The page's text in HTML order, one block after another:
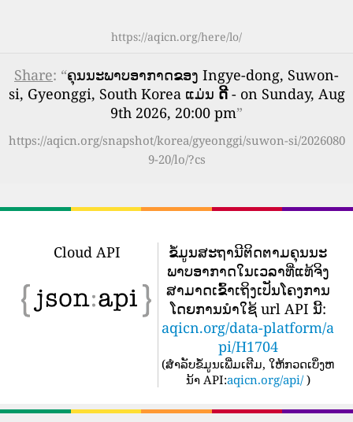
https://aqicn.org/here/lo/
Share: “ຄຸນນະພາບອາກາດຂອງ Ingye-dong, Suwon-
si, Gyeonggi, South Korea ແມ່ນ ດີ- on Sunday, Aug
9th 2026, 20:00 pm”
https://aqicn.org/snapshot/korea/gyeonggi/suwon-si/2026080
9-20/lo/?cs
Cloud API
ຂໍ້​ມູນ​ສະ​ຖາ​ນີ​ຕິດ​ຕາມ​ຄຸນ​ນະ​
ພາບ​ອາ​ກາດ​ໃນ​ເວ​ລາ​ທີ່​ແທ້​ຈິງ​
ສາ​ມາດ​ເຂົ້າ​ເຖິງ​ເປັນ​ໂຄງ​ການ​
ໂດຍ​ການ​ນໍາ​ໃຊ້ url API ນີ້​:
aqicn.org/data-platform/a
pi/H1704
(ສໍາລັບຂໍ້ມູນເພີ່ມເຕີມ, ໃຫ້ກວດເບິ່ງຫ
ນ້າ API:aqicn.org/api/ )